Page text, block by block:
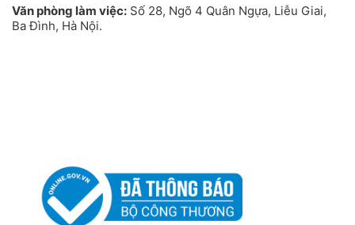
Văn phòng làm việc: Số 28, Ngõ 4 Quân Ngựa, Liễu Giai,
Ba Đình, Hà Nội.